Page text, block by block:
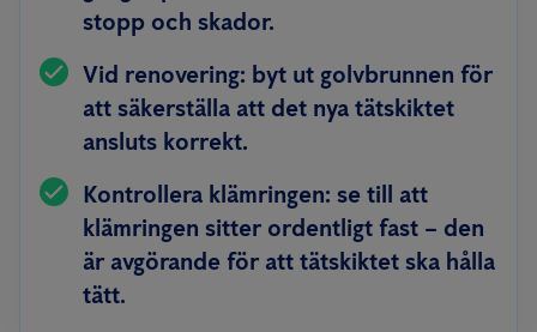
stopp och skador.
Vid renovering: byt ut golvbrunnen för
att säkerställa att det nya tätskiktet
ansluts korrekt.
Kontrollera klämringen: se till att
klämringen sitter ordentligt fast – den
är avgörande för att tätskiktet ska hålla
tätt.